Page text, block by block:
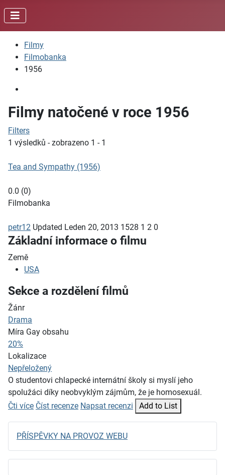
Filmy
Filmobanka
1956
Filmy natočené v roce 1956
Filters
1 výsledků - zobrazeno 1 - 1
Tea and Sympathy (1956)
0.0 (0)
Filmobanka
petr12 Updated Leden 20, 2013 1528 1 2 0
Základní informace o filmu
Země
USA
Sekce a rozdělení filmů
Žánr
Drama
Míra Gay obsahu
20%
Lokalizace
Nepřeložený
O studentovi chlapecké internátní školy si myslí jeho
spolužáci díky neobvyklým zájmům, že je homosexuál.
Čti více Číst recenze Napsat recenzi Add to List
PŘÍSPĚVKY NA PROVOZ WEBU